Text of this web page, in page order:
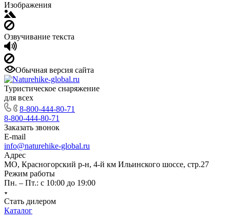
Изображения
Озвучивание текста
Обычная версия сайта
Туристическое снаряжение
для всех
8-800-444-80-71
8-800-444-80-71
Заказать звонок
E-mail
info@naturehike-global.ru
Адрес
МО, Красногорский р-н, 4-й км Ильинского шоссе, стр.27
Режим работы
Пн. – Пт.: с 10:00 до 19:00
Стать дилером
Каталог